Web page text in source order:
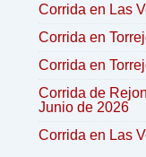
Corrida en Las
Corrida en
Corrida en
Corrida de
Junio de 2026
Corrida en Las